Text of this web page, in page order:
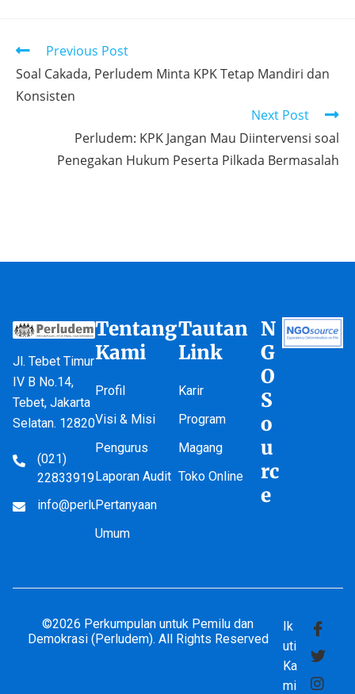
Previous Post
Soal Cakada, Perludem Minta KPK Tetap Mandiri dan
Konsisten
Next Post
Perludem: KPK Jangan Mau Diintervensi soal
Penegakan Hukum Peserta Pilkada Bermasalah
Jl. Tebet Timur
IV B No.14,
Tebet, Jakarta
Selatan. 12820
(021)
22833919
info@perludem.or.id
Tentang
Kami
Profil
Visi & Misi
Pengurus
Laporan Audit
Pertanyaan
Umum
Tautan
Link
Karir
Program
Magang
Toko Online
N
G
O
S
o
u
rc
e
©2026 Perkumpulan untuk Pemilu dan
Demokrasi (Perludem). All Rights Reserved
Ik
uti
Ka
mi